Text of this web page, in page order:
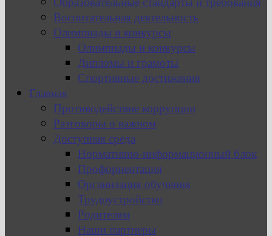
Воспитательная деятельность
Олимпиады и конкурсы
Олимпиады и конкурсы
Дипломы и грамоты
Спортивные достижения
Главная
Противодействие коррупции
Разговоры о важном
Доступная среда
Нормативно-информационный блок
Профориентация
Организация обучения
Трудоустройство
Родителям
Наши партнеры